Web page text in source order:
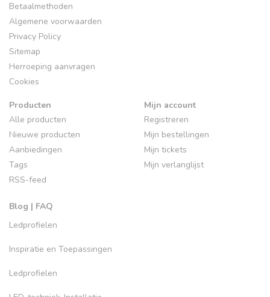
Betaalmethoden
Algemene voorwaarden
Privacy Policy
Sitemap
Herroeping aanvragen
Cookies
Producten
Alle producten
Nieuwe producten
Aanbiedingen
Tags
RSS-feed
Blog | FAQ
Ledprofielen
Inspiratie en Toepassingen
Ledprofielen
Mijn account
Registreren
Mijn bestellingen
Mijn tickets
Mijn verlanglijst